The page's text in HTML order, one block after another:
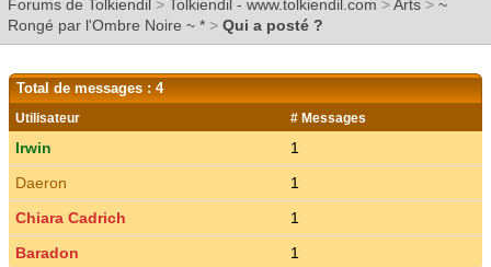
Forums de Tolkiendil > Tolkiendil - www.tolkiendil.com >Arts > ~
Rongé par l'Ombre Noire ~ * > Qui a posté ?
Total de messages : 4
Utilisateur # Messages
Irwin
1
Daeron
1
Chiara Cadrich
1
Baradon
1